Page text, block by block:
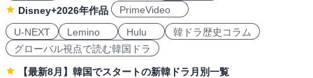
Disney+2026年作品
PrimeVideo
U-NEXT
Lemino Hulu
韓ドラ歴史コラム
グローバル視点で読む韓国ドラ
【最新8月】韓国でスタートの新韓ドラ月別一覧